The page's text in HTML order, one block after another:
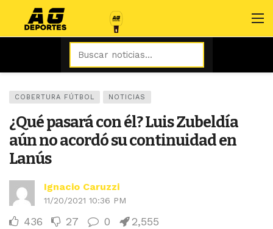
COBERTURA FÚTBOL NOTICIAS
¿Qué pasará con él? Luis Zubeldía
aún no acordó su continuidad en
Lanús
Ignacio Caruzzi
11/20/2021 10:36 PM
436 27 0 2,555